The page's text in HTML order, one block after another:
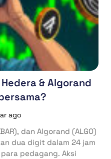
& Algorand
ago
dan Algorand (ALGO)
dua digit dalam 24 jam
pedagang. Aksi